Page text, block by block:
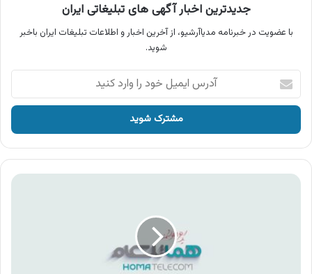
جدیدترین اخبار آگهی های تبلیغاتی ایران
با عضویت در خبرنامه مدیاآرشیو، از آخرین اخبار و اطلاعات تبلیغات ایران باخبر
شوید.
آدرس
ایمیل
خود
وارد
کنید
آگهی